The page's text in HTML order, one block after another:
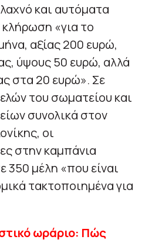
και αυτόματα
κλήρωση «για το
αξίας 200 ευρώ,
ύψους 50 ευρώ, αλλά
στα 20 ευρώ». Σε
του σωματείου και
συνολικά στον
οι
στην καμπάνια
350 μέλη «που είναι
τακτοποιημένα για
ωράριο: Πώς